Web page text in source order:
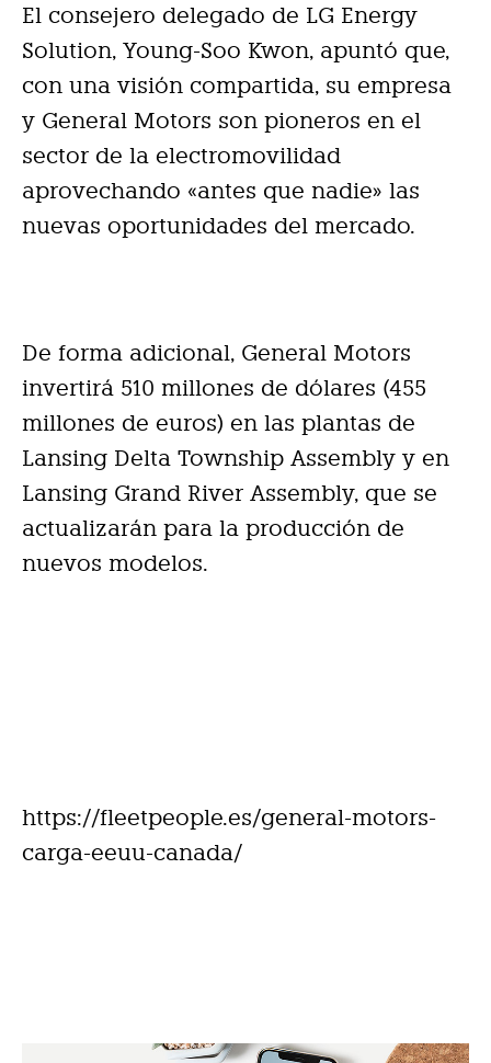
El consejero delegado de LG Energy
Solution, Young-Soo Kwon, apuntó que,
con una visión compartida, su empresa
y General Motors son pioneros en el
sector de la electromovilidad
aprovechando «antes que nadie» las
nuevas oportunidades del mercado.
De forma adicional, General Motors
invertirá 510 millones de dólares (455
millones de euros) en las plantas de
Lansing Delta Township Assembly y en
Lansing Grand River Assembly, que se
actualizarán para la producción de
nuevos modelos.
https://fleetpeople.es/general-motors-
carga-eeuu-canada/